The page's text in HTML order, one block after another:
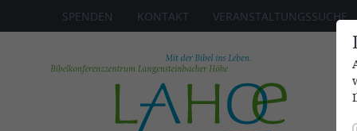
SPENDEN KONTAKT VERANSTALTUNGSSUCHE